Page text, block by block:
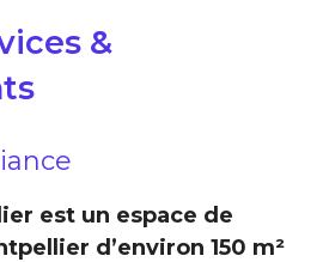
&
est un espace de
d’environ 150 m²